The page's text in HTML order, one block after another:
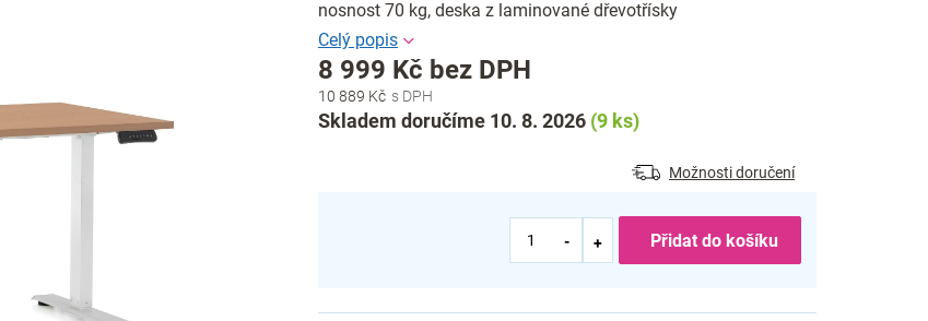
10 889 Kč
8 999 Kč bez DPH
Měrná
cena:
Skladem doručíme 10. 8. 2026 (9 ks)
Možnosti doručení
Přidat do košíku
nosnost 70 kg, deska z laminované dřevotřísky